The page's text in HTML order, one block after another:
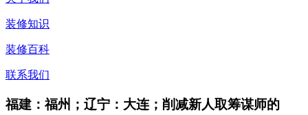
装修知识
装修百科
联系我们
福建：福州；辽宁：大连；削减新人取筹谋师的